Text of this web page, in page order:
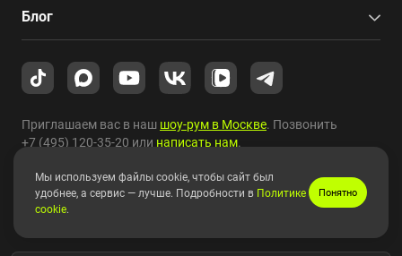
Блог
Приглашаем вас в наш шоу-рум в Москве. Позвонить
+7 (495) 120-35-20 или написать нам.
Copyright © 2010-2026 HYPERPC.
Мы используем файлы cookie, чтобы сайт был
удобнее, а сервис — лучше. Подробности в Политике
cookie.
Понятно